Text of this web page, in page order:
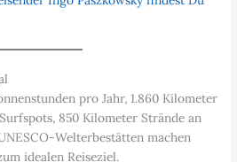
pro Jahr, 1.860 Kilometer
850 Kilometer Strände an
Welterbestätten machen
idealen Reiseziel.